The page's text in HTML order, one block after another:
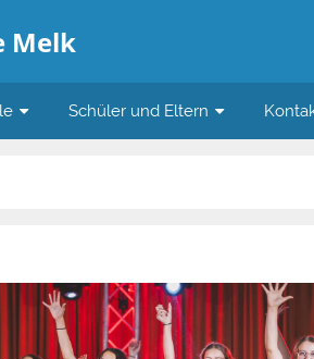
Melk
Schüler und Eltern